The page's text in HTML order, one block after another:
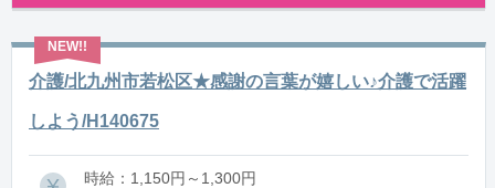
介護/北九州市若松区★感謝の言葉が嬉しい♪介護で活躍
しよう/H140675
時給：1,150円～1,300円